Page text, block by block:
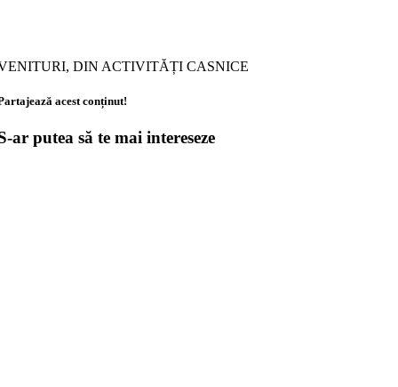
DIN ACTIVITĂȚI CASNICE
acest conținut!
ar putea să te mai intereseze